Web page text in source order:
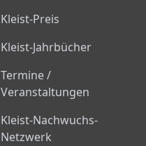
Kleist-Preis
Kleist-Jahrbücher
Termine /
Veranstaltungen
Kleist-Nachwuchs-
Netzwerk